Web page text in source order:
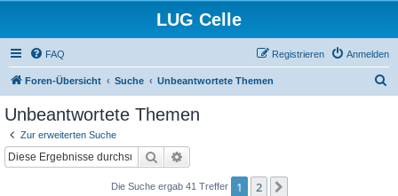
LUG Celle
FAQ Anmelden
Registrieren
Foren-Übersicht Suche Unbeantwortete Themen
Unbeantwortete Themen
Zur erweiterten Suche
Suche
Die Suche ergab 41 Treffer 1 2